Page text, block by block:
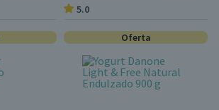
5.0
Oferta